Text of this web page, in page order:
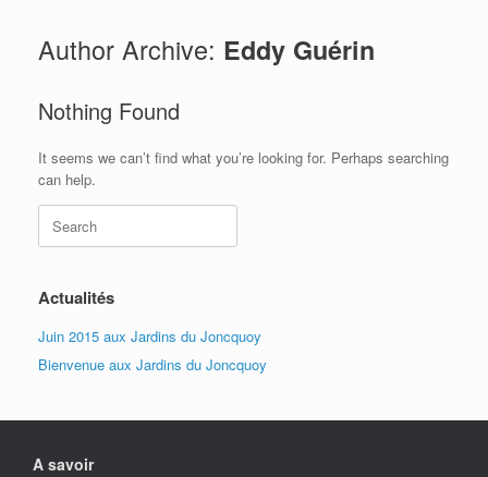
Author Archive: Eddy Guérin
Nothing Found
It seems we can’t find what you’re looking for. Perhaps searching
can help.
for:
Actualités
Juin 2015 aux Jardins du Joncquoy
Bienvenue aux Jardins du Joncquoy
A savoir